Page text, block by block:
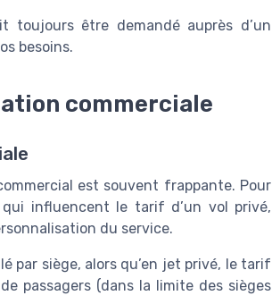
être demandé auprès d’un
besoins.
commerciale
est souvent frappante. Pour
influencent le tarif d’un vol privé,
du service.
par siège, alors qu’en jet privé, le tarif
passagers (dans la limite des sièges